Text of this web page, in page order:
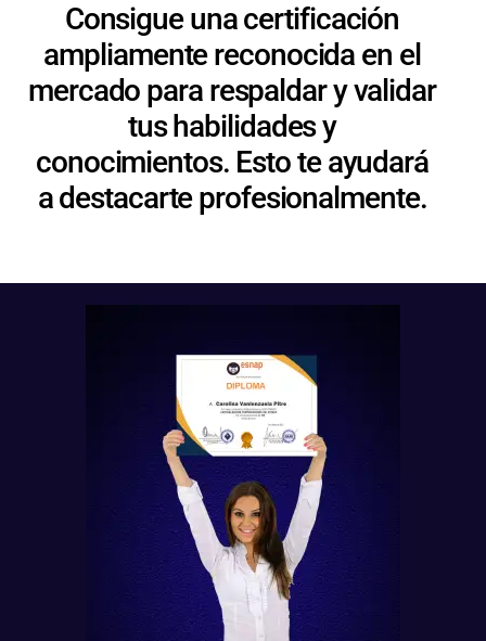
Consigue una certificación
ampliamente reconocida en el
mercado para respaldar y validar
tus habilidades y
conocimientos. Esto te ayudará
a destacarte profesionalmente.